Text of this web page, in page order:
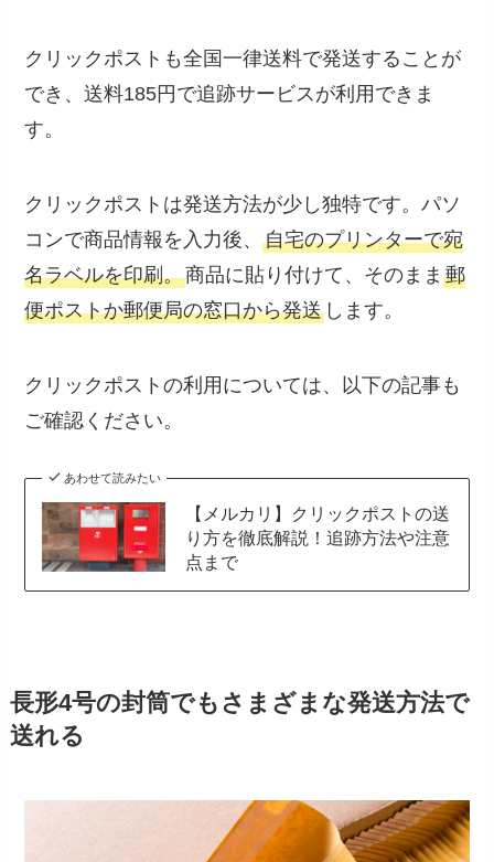
クリックポストも全国一律送料で発送することが
でき、送料185円で追跡サービスが利用できま
す。
クリックポストは発送方法が少し独特です。パソ
コンで商品情報を入力後、自宅のプリンターで宛
名ラベルを印刷。商品に貼り付けて、そのまま郵
便ポストか郵便局の窓口から発送 します。
クリックポストの利用については、以下の記事も
ご確認ください。
あわせて読みたい
【メルカリ】クリックポストの送
り方を徹底解説！追跡方法や注意
点まで
長形4号の封筒でもさまざまな発送方法で
送れる